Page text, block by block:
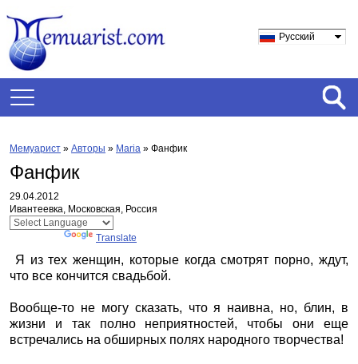
Русский
Мемуарист » Авторы » Maria » Фанфик
Фанфик
29.04.2012
Ивантеевка, Московская, Россия
Translate
Я из тех женщин, которые когда смотрят порно, ждут,
что все кончится свадьбой.
Вообще-то не могу сказать, что я наивна, но, блин, в
жизни и так полно неприятностей, чтобы они еще
встречались на обширных полях народного творчества!